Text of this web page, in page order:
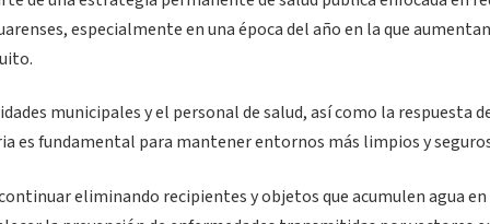
especialmente en una época del año en la que
municipales y el personal de salud, así como la respuesta
es fundamental para mantener entornos más limpios y
eliminando recipientes y objetos que acumulen agua